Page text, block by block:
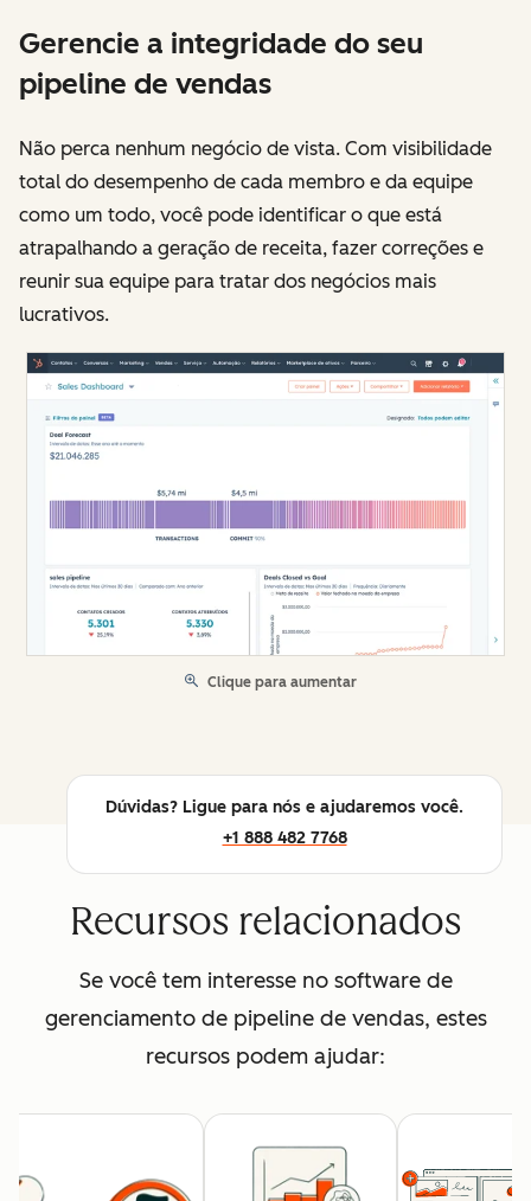
Gerencie a integridade do seu
pipeline de vendas
Não perca nenhum negócio de vista. Com visibilidade
total do desempenho de cada membro e da equipe
como um todo, você pode identificar o que está
atrapalhando a geração de receita, fazer correções e
reunir sua equipe para tratar dos negócios mais
lucrativos.
Clique para aumentar
Dúvidas? Ligue para nós e ajudaremos você.
+1 888 482 7768
Recursos relacionados
Se você tem interesse no software de
gerenciamento de pipeline de vendas, estes
recursos podem ajudar: